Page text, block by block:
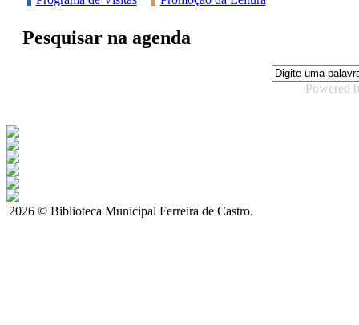
Pesquisar na agenda
Powered
2026 © Biblioteca Municipal Ferreira de Castro.